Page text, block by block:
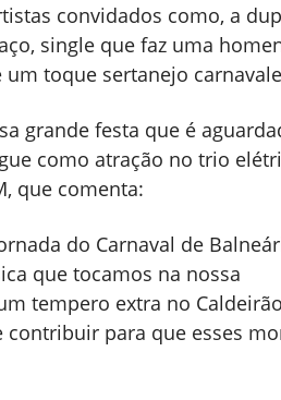
convidados como, a
single que faz uma
toque sertanejo
grande festa que é
como atração no trio
que comenta:
do Carnaval de
que tocamos na nossa
tempero extra no
para que esses